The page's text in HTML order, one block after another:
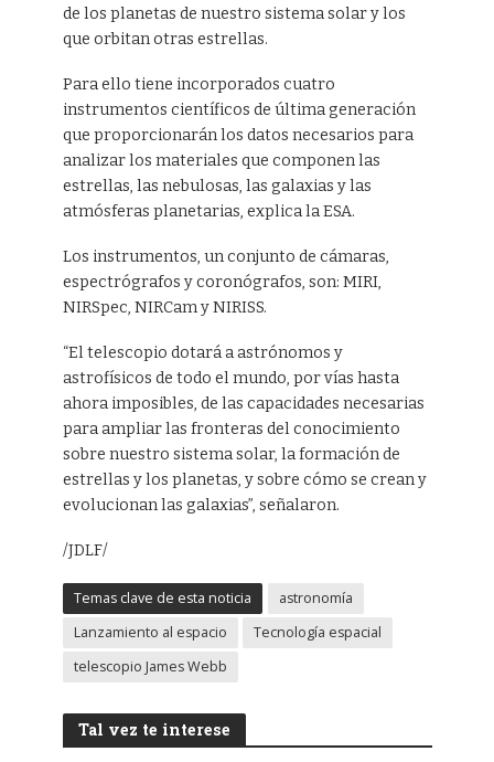
de los planetas de nuestro sistema solar y los
que orbitan otras estrellas.
Para ello tiene incorporados cuatro
instrumentos científicos de última generación
que proporcionarán los datos necesarios para
analizar los materiales que componen las
estrellas, las nebulosas, las galaxias y las
atmósferas planetarias, explica la ESA.
Los instrumentos, un conjunto de cámaras,
espectrógrafos y coronógrafos, son: MIRI,
NIRSpec, NIRCam y NIRISS.
“El telescopio dotará a astrónomos y
astrofísicos de todo el mundo, por vías hasta
ahora imposibles, de las capacidades necesarias
para ampliar las fronteras del conocimiento
sobre nuestro sistema solar, la formación de
estrellas y los planetas, y sobre cómo se crean y
evolucionan las galaxias”, señalaron.
/JDLF/
Temas clave de esta noticia
astronomía
Lanzamiento al espacio
Tecnología espacial
telescopio James Webb
Tal vez te interese